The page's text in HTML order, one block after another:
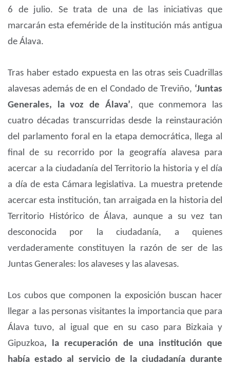
6 de julio. Se trata de una de las iniciativas que
marcarán esta efeméride de la institución más antigua
de Álava.
Tras haber estado expuesta en las otras seis Cuadrillas
alavesas además de en el Condado de Treviño, ‘Juntas
Generales, la voz de Álava’, que conmemora las
cuatro décadas transcurridas desde la reinstauración
del parlamento foral en la etapa democrática, llega al
final de su recorrido por la geografía alavesa para
acercar a la ciudadanía del Territorio la historia y el día
a día de esta Cámara legislativa. La muestra pretende
acercar esta institución, tan arraigada en la historia del
Territorio Histórico de Álava, aunque a su vez tan
desconocida por la ciudadanía, a quienes
verdaderamente constituyen la razón de ser de las
Juntas Generales: los alaveses y las alavesas.
Los cubos que componen la exposición buscan hacer
llegar a las personas visitantes la importancia que para
Álava tuvo, al igual que en su caso para Bizkaia y
Gipuzkoa, la recuperación de una institución que
había estado al servicio de la ciudadanía durante